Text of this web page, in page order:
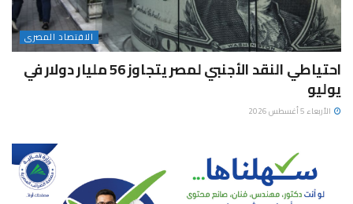
الاقتصاد المصرى
احتياطي النقد الأجنبي لمصر يتجاوز 56 مليار دولار في
يوليو
الأربعاء 5 أغسطس 2026